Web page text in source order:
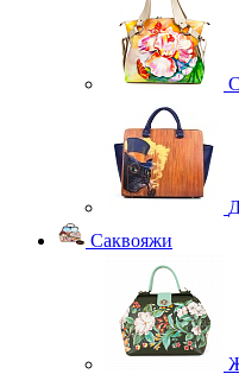
Саквояжи